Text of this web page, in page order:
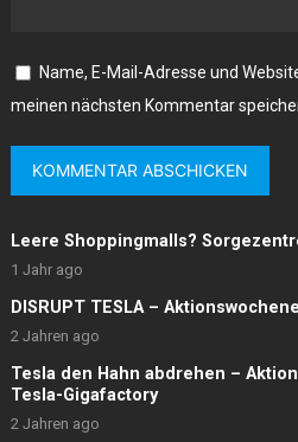
Name, E-Mail-Adresse und
meinen nächsten Kommentar
Leere Shoppingmalls?
1 Jahr ago
DISRUPT TESLA –
2 Jahren ago
Tesla den Hahn abdrehen –
Tesla-Gigafactory
2 Jahren ago